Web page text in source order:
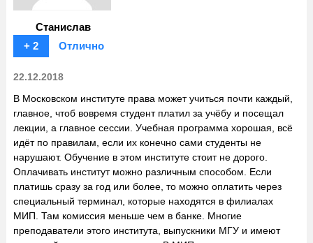
Станислав
+ 2
Отлично
22.12.2018
В Московском институте права может учиться почти каждый,
главное, чтоб вовремя студент платил за учёбу и посещал
лекции, а главное сессии. Учебная программа хорошая, всё
идёт по правилам, если их конечно сами студенты не
нарушают. Обучение в этом институте стоит не дорого.
Оплачивать институт можно различным способом. Если
платишь сразу за год или более, то можно оплатить через
специальный терминал, которые находятся в филиалах
МИП. Там комиссия меньше чем в банке. Многие
преподаватели этого института, выпускники МГУ и имеют